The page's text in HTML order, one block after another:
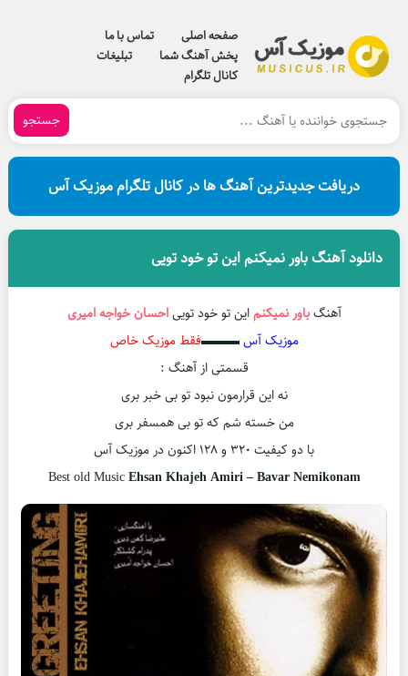
صفحه اصلی
تماس با ما
پخش آهنگ شما
تبلیغات
کانال تلگرام
جستجو
دریافت جدیدترین آهنگ ها در کانال تلگرام موزیک آس
دانلود آهنگ باور نمیکنم این تو خود تویی
آهنگباور نمیکنماین تو خود توییاحسان خواجه امیری
موزیک آس▬▬▬فقط موزیک خاص
قسمتی از آهنگ :
نه این قرارمون نبود تو بی خبر بری
من خسته شم که تو بی همسفر بری
با دو کیفیت ۳۲۰ و ۱۲۸ اکنون در موزیک آس
Best old MusicEhsan Khajeh Amiri – Bavar Nemikonam